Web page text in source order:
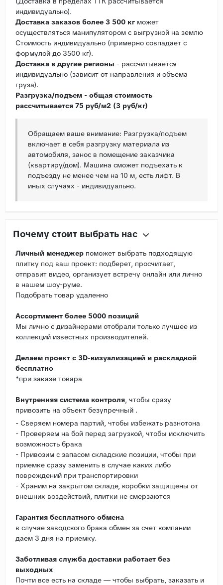
индивидуально).
Доставка заказов более 3 500 кг может
осуществляться манипулятором с выгрузкой на землю
Стоимость индивидуально (примерно совпадает с
формулой до 3500 кг).
Доставка в другие регионы - рассчитывается
индивидуально (зависит от направления и объема
груза).
Разгрузка/подъем - общая стоимость
рассчитывается 75 руб/м2 (3 руб/кг)
Обращаем ваше внимание: Разгрузка/подъем
включает в себя разгрузку материала из
автомобиля, занос в помещение заказчика
(квартиру/дом). Машина сможет подъехать к
подъезду не менее чем на 10 м, есть лифт. В
иных случаях - индивидуально.
Почему стоит выбрать нас
Личный менеджер поможет выбрать подходящую
плитку под ваш проект: подберет, просчитает,
отправит видео, организует встречу онлайн или лично
в нашем шоу-руме.
Подобрать товар удаленно
Ассортимент более 5000 позиций
Мы лично с дизайнерами отобрали только лучшее из
коллекций известных производителей.
Делаем проект с 3D-визуализацией и раскладкой
бесплатно
*при заказе товара
Внутренняя система контроля , чтобы сразу
привозить на объект безупречный .
- Сверяем номера партий, чтобы избежать разнотона
- Проверяем на бой перед загрузкой, чтобы исключить
возможность брака
- Привозим с запасом складские позиции, чтобы при
приемке сразу заменить в случае каких либо
повреждений при транспортировки
- Храним на закрытом складе, коробки защищены от
внешних воздействий, плитки не смерзаются
Гарантия бесплатного обмена
в случае заводского брака обмен за счет компании
даем 3 дня на приемку.
Заботливая служба доставки работает без
выходных
Почти все есть на складе — чтобы выбрать, заказать и